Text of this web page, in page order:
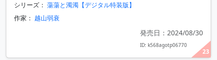
23
シリーズ： 蕩蕩と濁濁【デジタル特装版】
作家： 越山弱衰
発売日：2024/08/30
ID: k568agotp06770